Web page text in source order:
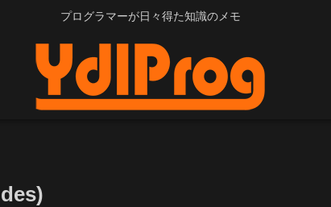
プログラマーが日々得た知識のメモ